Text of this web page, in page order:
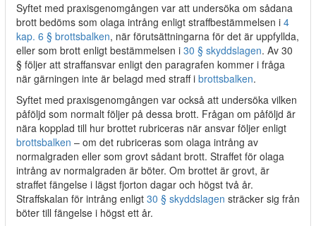
Syftet med praxisgenomgången var att undersöka om sådana
brott bedöms som olaga intrång enligt straffbestämmelsen i 4
kap. 6 § brottsbalken, när förutsättningarna för det är uppfyllda,
eller som brott enligt bestämmelsen i 30 § skyddslagen. Av 30
§ följer att straffansvar enligt den paragrafen kommer i fråga
när gärningen inte är belagd med straff i brottsbalken.
Syftet med praxisgenomgången var också att undersöka vilken
påföljd som normalt följer på dessa brott. Frågan om påföljd är
nära kopplad till hur brottet rubriceras när ansvar följer enligt
brottsbalken – om det rubriceras som olaga intrång av
normalgraden eller som grovt sådant brott. Straffet för olaga
intrång av normalgraden är böter. Om brottet är grovt, är
straffet fängelse i lägst fjorton dagar och högst två år.
Straffskalan för intrång enligt 30 § skyddslagen sträcker sig från
böter till fängelse i högst ett år.